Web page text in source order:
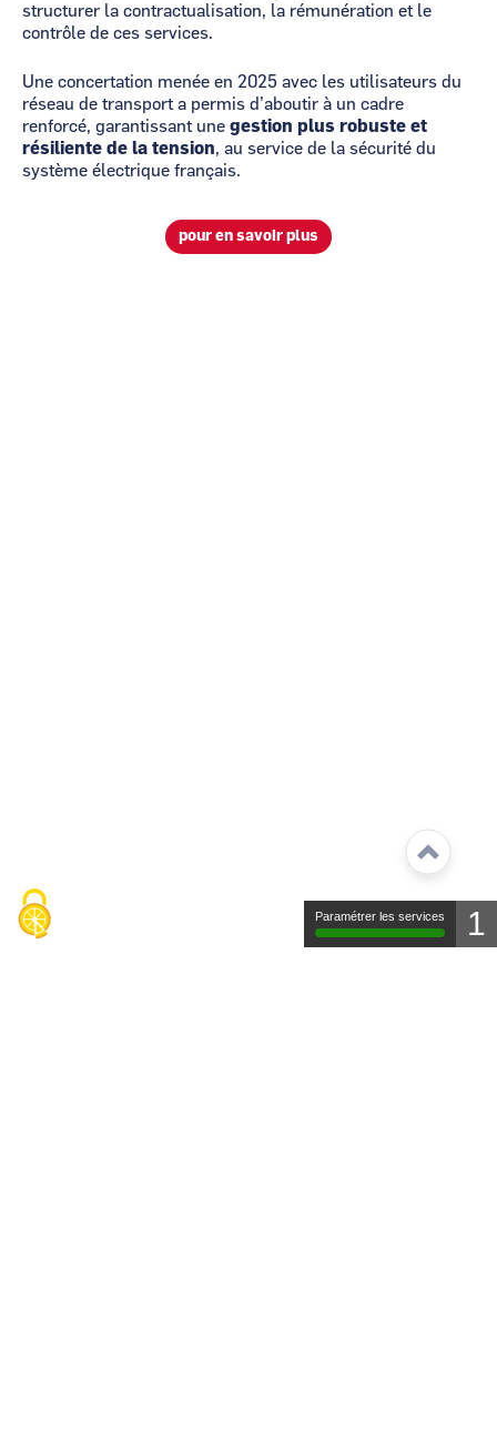
structurer la contractualisation, la rémunération et le
contrôle de ces services.
Une concertation menée en 2025 avec les utilisateurs du
réseau de transport a permis d’aboutir à un cadre
renforcé, garantissant une gestion plus robuste et
résiliente de la tension, au service de la sécurité du
système électrique français.
pour en savoir plus
Paramétrer les services 1